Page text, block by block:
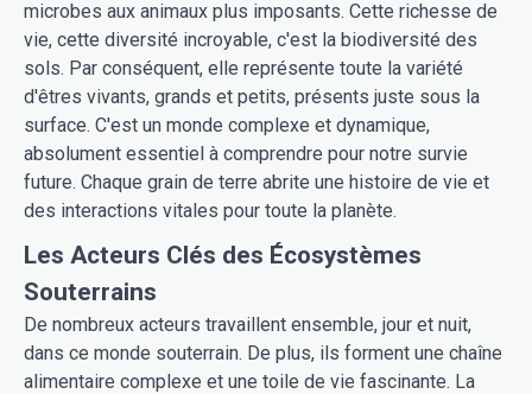
microbes aux animaux plus imposants. Cette richesse de
vie, cette diversité incroyable, c'est la biodiversité des
sols. Par conséquent, elle représente toute la variété
d'êtres vivants, grands et petits, présents juste sous la
surface. C'est un monde complexe et dynamique,
absolument essentiel à comprendre pour notre survie
future. Chaque grain de terre abrite une histoire de vie et
des interactions vitales pour toute la planète.
Les Acteurs Clés des Écosystèmes
Souterrains
De nombreux acteurs travaillent ensemble, jour et nuit,
dans ce monde souterrain. De plus, ils forment une chaîne
alimentaire complexe et une toile de vie fascinante. La